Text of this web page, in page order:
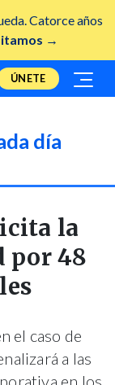
Catorce años
→
ÚNETE
día
la
por 48
el caso de
a las
en los